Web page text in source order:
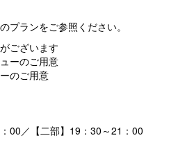
プランをご参照ください。
ございます
ーのご用意
のご用意
00／【二部】19：30～21：00